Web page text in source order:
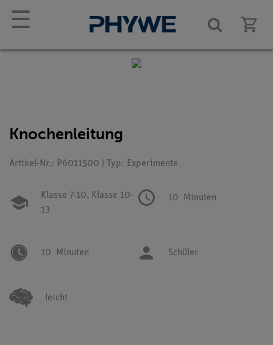
☰
Knochenleitung
Artikel-Nr.: P6011500 | Typ: Experimente
Klasse 7-10, Klasse 10-
13
10 Minuten
10 Minuten Schüler
leicht